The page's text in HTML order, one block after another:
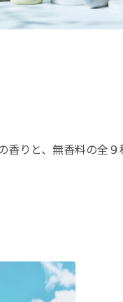
りと、無香料の全